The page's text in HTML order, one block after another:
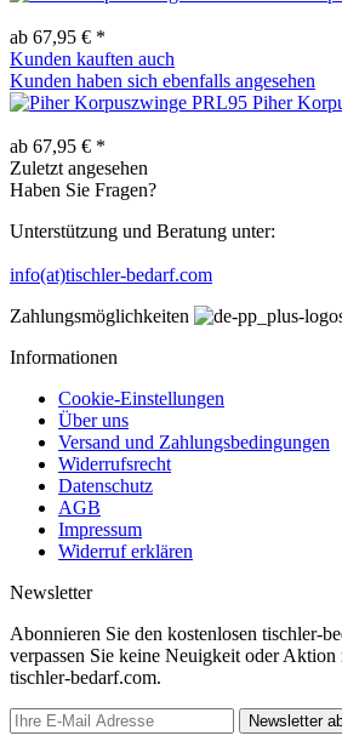
ab 67,95 € *
Kunden kauften auch
Kunden haben sich ebenfalls angesehen
Piher
ab 67,95 € *
Zuletzt angesehen
Haben Sie Fragen?
Unterstützung und Beratung unter:
info(at)tischler-bedarf.com
Zahlungsmöglichkeiten
Informationen
Cookie-Einstellungen
Über uns
Versand und Zahlungsbedingungen
Widerrufsrecht
Datenschutz
AGB
Impressum
Widerruf erklären
Newsletter
Abonnieren Sie den kostenlosen tischler-
verpassen Sie keine Neuigkeit oder Aktion
tischler-bedarf.com.
Newsletter